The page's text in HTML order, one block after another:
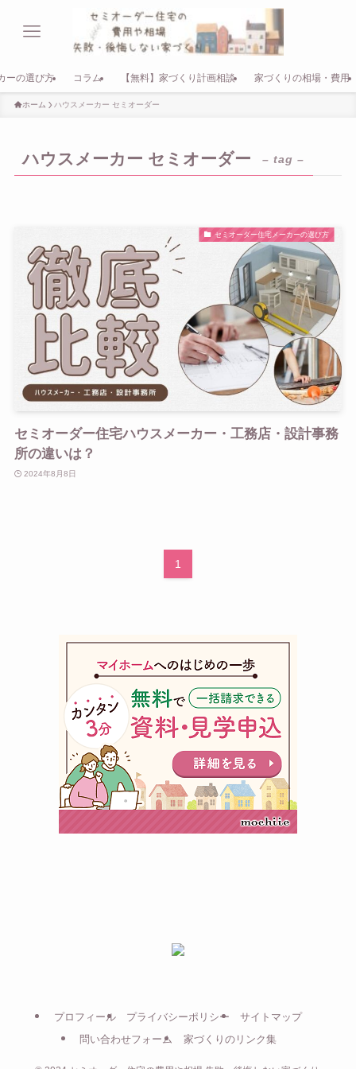
ーの選び方 コラム 【無料】家づくり計画相談 家づくりの相場・費用
ホーム ハウスメーカー セミオーダー
ハウスメーカー セミオーダー – tag –
セミオーダー住宅メーカーの選び方
セミオーダー住宅ハウスメーカー・工務店・設計事務
所の違いは？
2024年8月8日
1
プロフィール プライバシーポリシー
サイトマップ
問い合わせフォーム
家づくりのリンク集